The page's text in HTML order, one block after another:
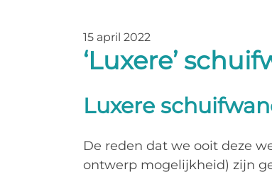
15 april 2022
‘Luxere’
Luxere
De reden dat we ooit deze
ontwerp mogelijkheid) zijn